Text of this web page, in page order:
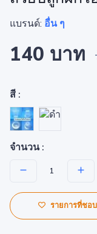
แบรนด์: อื่น ๆ
140 บาท
สี :
จำนวน :
รายการที่ชอบ